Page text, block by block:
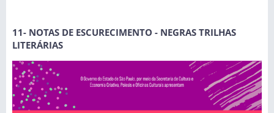
11- NOTAS DE ESCURECIMENTO - NEGRAS TRILHAS
LITERÁRIAS